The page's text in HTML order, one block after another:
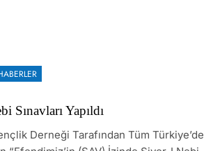
Sınavları Yapıldı
Derneği Tarafından Tüm Türkiye’de